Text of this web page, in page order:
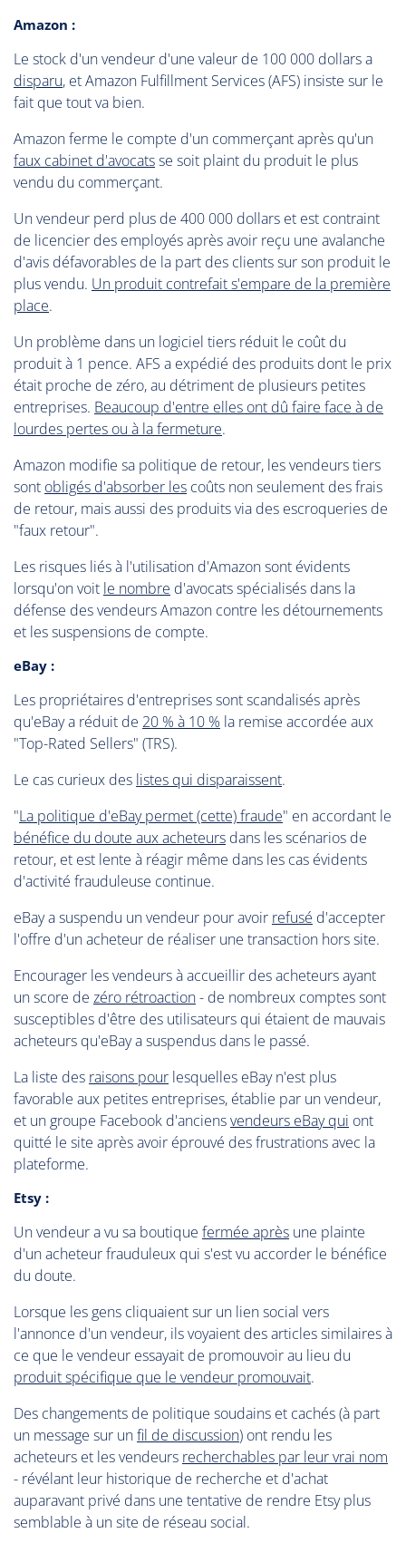
Amazon :
Le stock d'un vendeur d'une valeur de 100 000 dollars a
disparu, et Amazon Fulfillment Services (AFS) insiste sur le
fait que tout va bien.
Amazon ferme le compte d'un commerçant après qu'un
faux cabinet d'avocatsse soit plaint du produit le plus
vendu du commerçant.
Un vendeur perd plus de 400 000 dollars et est contraint
de licencier des employés après avoir reçu une avalanche
d'avis défavorables de la part des clients sur son produit le
plus vendu. Un produit contrefait s'empare de la première
place.
Un problème dans un logiciel tiers réduit le coût du
produit à 1 pence. AFS a expédié des produits dont le prix
était proche de zéro, au détriment de plusieurs petites
entreprises. Beaucoup d'entre elles ont dû faire face à de
lourdes pertes ou à la fermeture.
Amazon modifie sa politique de retour, les vendeurs tiers
sont obligés d'absorber les coûts non seulement des frais
de retour, mais aussi des produits via des escroqueries de
"faux retour".
Les risques liés à l'utilisation d'Amazon sont évidents
lorsqu'on voit le nombre d'avocats spécialisés dans la
défense des vendeurs Amazon contre les détournements
et les suspensions de compte.
eBay :
Les propriétaires d'entreprises sont scandalisés après
qu'eBay a réduit de 20 % à 10 % la remise accordée aux
"Top-Rated Sellers" (TRS).
Le cas curieux des listes qui disparaissent.
"La politique d'eBay permet (cette) fraude" en accordant le
bénéfice du doute aux acheteurs dans les scénarios de
retour, et est lente à réagir même dans les cas évidents
d'activité frauduleuse continue.
eBay a suspendu un vendeur pour avoir refusé d'accepter
l'offre d'un acheteur de réaliser une transaction hors site.
Encourager les vendeurs à accueillir des acheteurs ayant
un score de zéro rétroaction- de nombreux comptes sont
susceptibles d'être des utilisateurs qui étaient de mauvais
acheteurs qu'eBay a suspendus dans le passé.
La liste des raisons pour lesquelles eBay n'est plus
favorable aux petites entreprises, établie par un vendeur,
et un groupe Facebook d'anciensvendeurs eBay qui ont
quitté le site après avoir éprouvé des frustrations avec la
plateforme.
Etsy :
Un vendeur a vu sa boutique fermée après une plainte
d'un acheteur frauduleux qui s'est vu accorder le bénéfice
du doute.
Lorsque les gens cliquaient sur un lien social vers
l'annonce d'un vendeur, ils voyaient des articles similaires à
ce que le vendeur essayait de promouvoir au lieu du
produit spécifique que le vendeur promouvait.
Des changements de politique soudains et cachés (à part
un message sur unfil de discussion) ont rendu les
acheteurs et les vendeurs recherchables par leur vrai nom
- révélant leur historique de recherche et d'achat
auparavant privé dans une tentative de rendre Etsy plus
semblable à un site de réseau social.